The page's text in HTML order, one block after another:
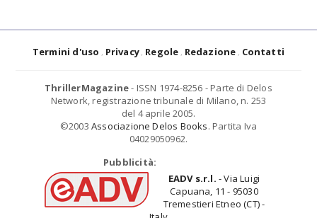
Termini d'uso Privacy Regole Redazione Contatti
ThrillerMagazine- ISSN 1974-8256 - Parte di Delos
Network, registrazione tribunale di Milano, n. 253
del 4 aprile 2005.
©2003 Associazione Delos Books. Partita Iva
04029050962.
Pubblicità:
EADV s.r.l. - Via Luigi
Capuana, 11 - 95030
Tremestieri Etneo (CT) -